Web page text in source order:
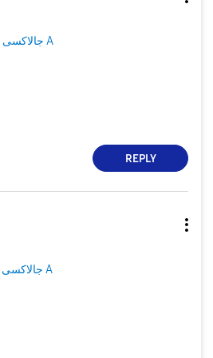
جالاكسى A
REPLY
جالاكسى A